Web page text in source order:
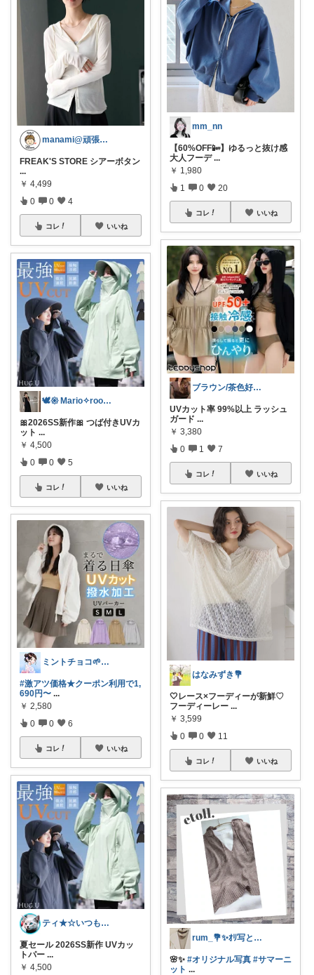
manami@頑張らない
FREAK'S STORE シアーボタン
...
￥ 4,499
0 0 4
コレ いいね
🕊𑁍 Mario✧room 𑁍🕊
🎀2026SS新作🎀 つば付きUVカ
ット ...
￥ 4,500
0 0 5
コレ いいね
ミントチョコ🌱いつもありがとう
#激アツ価格★クーポン利用で1,
690円〜 ...
￥ 2,580
0 0 6
コレ いいね
ティ★☆いつもありがとうございます♪☆★
夏セール 2026SS新作 UVカッ
トパー ...
￥ 4,500
mm_nn
【60%OFF📴】ゆるっと抜け感
大人フーデ ...
￥ 1,980
1 0 20
コレ いいね
ブラウン/茶色好き🤎ノブたん
UVカット率 99%以上 ラッシュ
ガード ...
￥ 3,380
0 1 7
コレ いいね
はなみずき💐
🤍レース×フーディーが新鮮♡
フーディーレー ...
￥ 3,599
0 0 11
コレ いいね
rum_💐✨️ｵﾘ写とお買物🪷✨️
🌸✨️ #オリジナル写真 #サマーニ
ット ...